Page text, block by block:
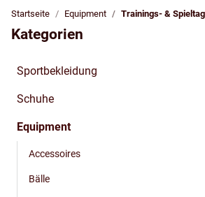
Startseite Equipment Trainings- &
Kategorien
Sportbekleidung
Schuhe
Equipment
Accessoires
Bälle